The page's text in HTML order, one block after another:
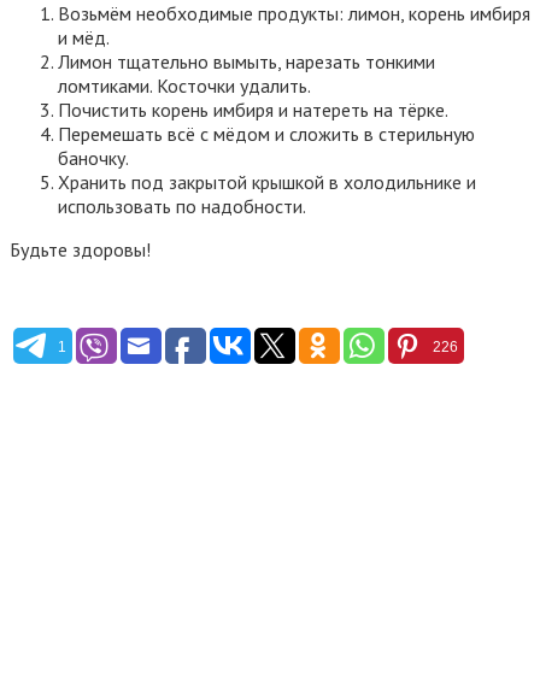
Возьмём необходимые продукты: лимон, корень имбиря
и мёд.
Лимон тщательно вымыть, нарезать тонкими
ломтиками. Косточки удалить.
Почистить корень имбиря и натереть на тёрке.
Перемешать всё с мёдом и сложить в стерильную
баночку.
Хранить под закрытой крышкой в холодильнике и
использовать по надобности.
Будьте здоровы!
1 226